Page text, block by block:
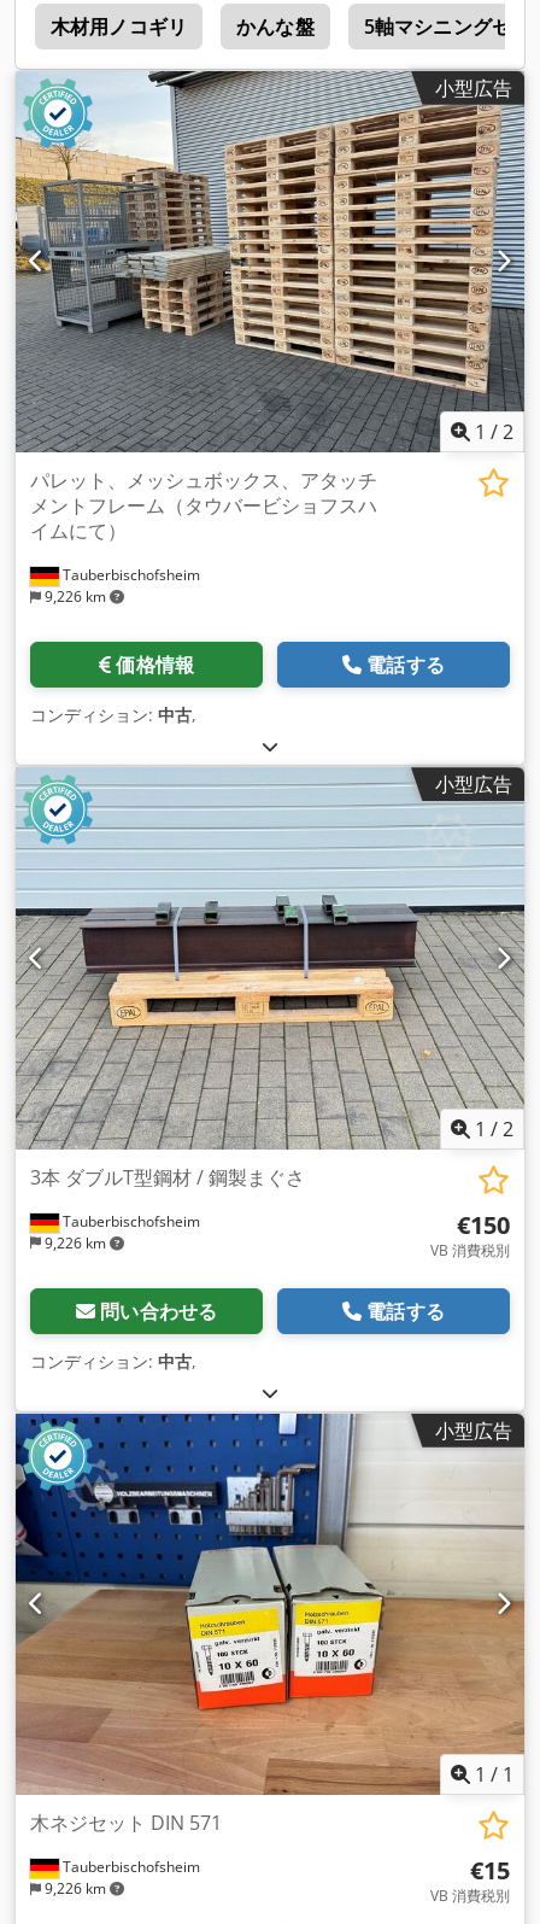
木材用ノコギリ かんな盤 5軸マシニングセン
小型広告
1 /2
Tauberbischofsheim
9,226 km
パレット、メッシュボックス、アタッチ
メントフレーム（タウバービショフスハ
イムにて）
価格情報 電話する
コンディション: 中古,
小型広告
1 /2
Tauberbischofsheim
9,226 km
3本 ダブルT型鋼材 / 鋼製まぐさ
€150
VB 消費税別
問い合わせる 電話する
コンディション: 中古,
小型広告
1 / 1
Tauberbischofsheim
9,226 km
木ネジセット DIN 571
€15
VB 消費税別